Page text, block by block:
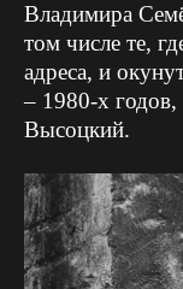
Владимира
том числе те,
адреса, и
– 1980-х
Высоцкий.